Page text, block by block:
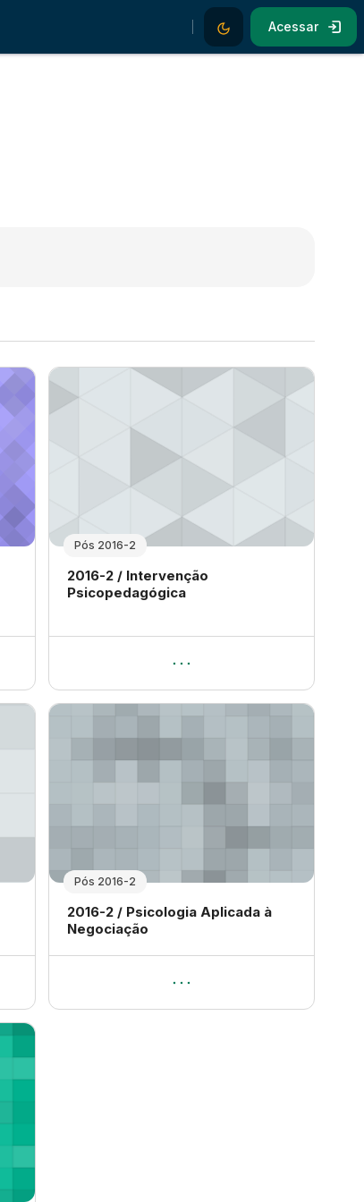
Dark ModeAcessar
Pós 2016-2
Nome da disciplina
2016-2 / Intervenção
Psicopedagógica
Pós 2016-2
Nome da disciplina
2016-2 / Psicologia Aplicada à
Negociação